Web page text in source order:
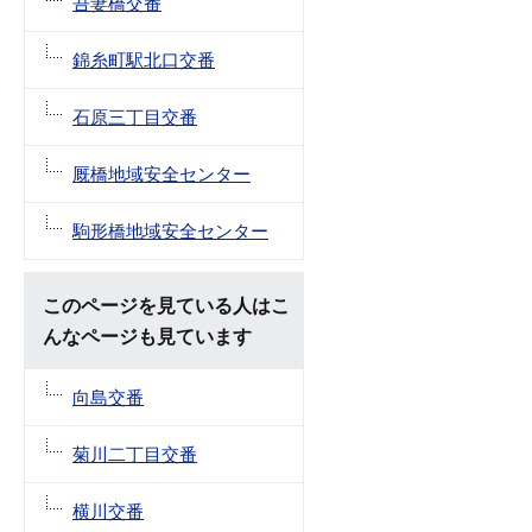
錦糸町駅北口交番
石原三丁目交番
厩橋地域安全センター
駒形橋地域安全センター
このページを見ている人はこ
んなページも見ています
向島交番
菊川二丁目交番
横川交番